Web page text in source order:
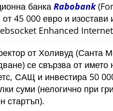
банка Rabobank
45 000 евро и изостави
Enhanced
от Холивуд (Санта
се свързва от името
САЩ и инвестира 50
суми (нелогично при
стартъп).